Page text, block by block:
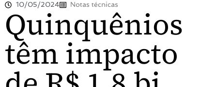
10/05/2024 Notas técnicas
Quinquênios
têm impacto